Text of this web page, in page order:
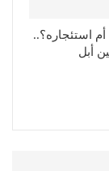
استئجاره؟..
أبل